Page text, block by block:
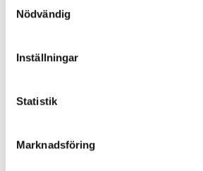
Nödvändig
Inställningar
Statistik
Marknadsföring